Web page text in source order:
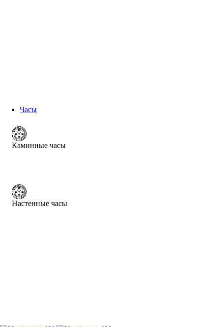
Часы
Каминные часы
Настенные часы